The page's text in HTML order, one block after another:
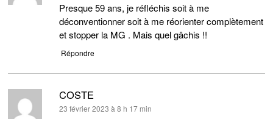
Presque 59 ans, je réfléchis soit à me
déconventionner soit à me réorienter complètement
et stopper la MG . Mais quel gâchis !!
Répondre
COSTE
dit :
23 février 2023 à 8 h 17 min